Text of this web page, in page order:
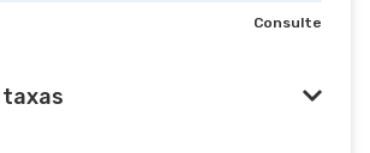
Consulte